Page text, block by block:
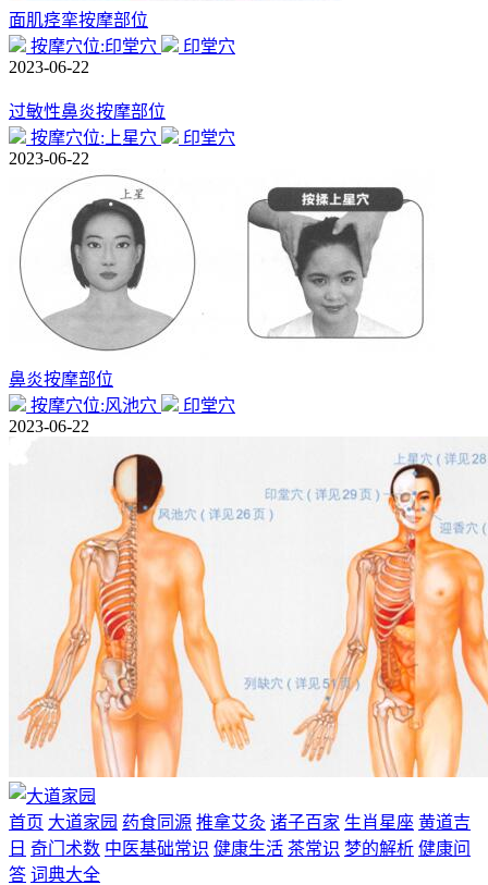
面肌痉挛按摩部位
按摩穴位:印堂穴
印堂穴
2023-06-22
过敏性鼻炎按摩部位
按摩穴位:上星穴
印堂穴
2023-06-22
鼻炎按摩部位
按摩穴位:风池穴
印堂穴
2023-06-22
首页 大道家园 药食同源 推拿艾灸 诸子百家 生肖星座 黄道吉
日 奇门术数 中医基础常识 健康生活 茶常识 梦的解析 健康问
答 词典大全